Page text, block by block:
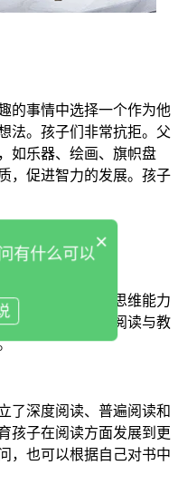
的事情中选择一个作为他
法。孩子们非常抗拒。父
如乐器、绘画、旗帜盘
，促进智力的发展。孩子
读书似乎是提高思维能力
多读书不仅限于阅读与教
了深度阅读、普遍阅读和
孩子在阅读方面发展到更
，也可以根据自己对书中
×
有什么可以